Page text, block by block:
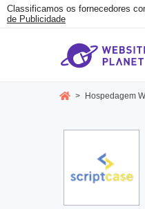
Classificamos os fornecedores
de Publicidade
> Hospedagem